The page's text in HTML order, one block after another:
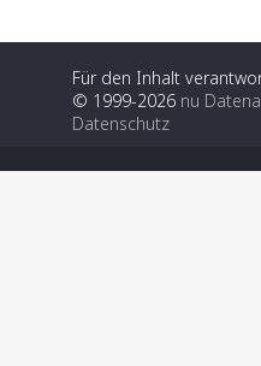
Für den Inhalt
© 1999-2026 nu
Datenschutz